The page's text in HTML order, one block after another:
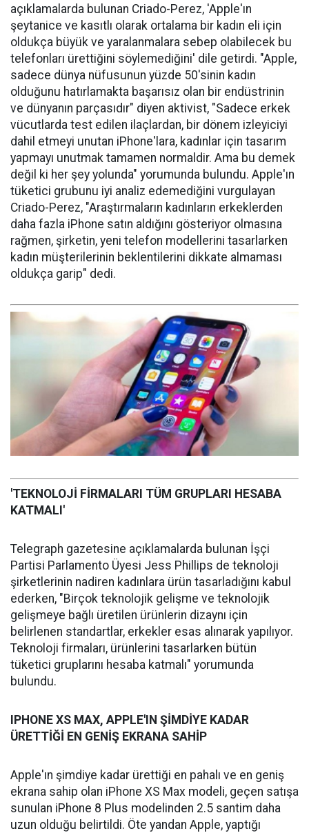
açıklamalarda bulunan Criado-Perez, 'Apple'ın
şeytanice ve kasıtlı olarak ortalama bir kadın eli için
oldukça büyük ve yaralanmalara sebep olabilecek bu
telefonları ürettiğini söylemediğini' dile getirdi. "Apple,
sadece dünya nüfusunun yüzde 50'sinin kadın
olduğunu hatırlamakta başarısız olan bir endüstrinin
ve dünyanın parçasıdır" diyen aktivist, "Sadece erkek
vücutlarda test edilen ilaçlardan, bir dönem izleyiciyi
dahil etmeyi unutan iPhone'lara, kadınlar için tasarım
yapmayı unutmak tamamen normaldir. Ama bu demek
değil ki her şey yolunda" yorumunda bulundu. Apple'ın
tüketici grubunu iyi analiz edemediğini vurgulayan
Criado-Perez, "Araştırmaların kadınların erkeklerden
daha fazla iPhone satın aldığını gösteriyor olmasına
rağmen, şirketin, yeni telefon modellerini tasarlarken
kadın müşterilerinin beklentilerini dikkate almaması
oldukça garip" dedi.
'TEKNOLOJİ FİRMALARI TÜM GRUPLARI HESABA
KATMALI'
Telegraph gazetesine açıklamalarda bulunan İşçi
Partisi Parlamento Üyesi Jess Phillips de teknoloji
şirketlerinin nadiren kadınlara ürün tasarladığını kabul
ederken, "Birçok teknolojik gelişme ve teknolojik
gelişmeye bağlı üretilen ürünlerin dizaynı için
belirlenen standartlar, erkekler esas alınarak yapılıyor.
Teknoloji firmaları, ürünlerini tasarlarken bütün
tüketici gruplarını hesaba katmalı" yorumunda
bulundu.
IPHONE XS MAX, APPLE'IN ŞİMDİYE KADAR
ÜRETTİĞİ EN GENİŞ EKRANA SAHİP
Apple'ın şimdiye kadar ürettiği en pahalı ve en geniş
ekrana sahip olan iPhone XS Max modeli, geçen satışa
sunulan iPhone 8 Plus modelinden 2.5 santim daha
uzun olduğu belirtildi. Öte yandan Apple, yaptığı